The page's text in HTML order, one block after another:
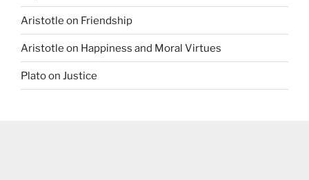
Aristotle on Friendship
Aristotle on Happiness and Moral Virtues
Plato on Justice